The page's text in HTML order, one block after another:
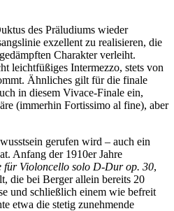
des Präludiums wieder
exzellent zu realisieren, die
Charakter verleiht.
leichtfüßiges Intermezzo, stets von
Ähnliches gilt für die finale
in diesem Vivace-Finale ein,
(immerhin Fortissimo al fine), aber
gerufen wird – auch ein
Anfang der 1910er Jahre
für Violoncello solo D-Dur op. 30,
die bei Berger allein bereits 20
und schließlich einem wie befreit
etwa die stetig zunehmende